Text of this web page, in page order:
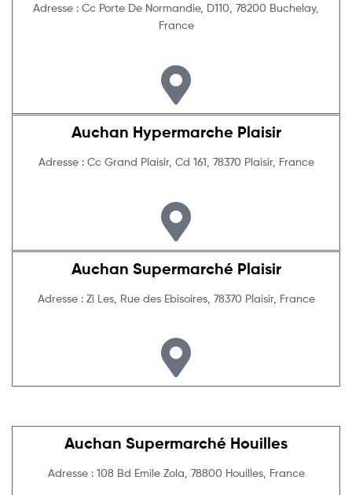
Adresse : Cc Porte De Normandie, D110, 78200 Buchelay,
France
Auchan Hypermarche Plaisir
Adresse : Cc Grand Plaisir, Cd 161, 78370 Plaisir, France
Auchan Supermarché Plaisir
Adresse : Zi Les, Rue des Ebisoires, 78370 Plaisir, France
Auchan Supermarché Houilles
Adresse : 108 Bd Emile Zola, 78800 Houilles, France